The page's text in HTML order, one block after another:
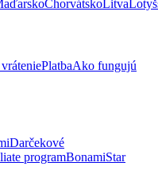
ChorvátskoLitva
PlatbaAko fungujú
Darčekové
programBonamiStar